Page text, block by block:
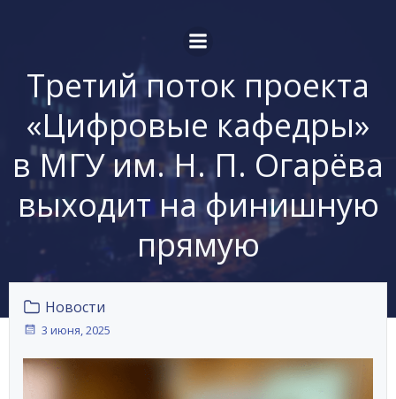
к
содержимому
Третий поток проекта
«Цифровые кафедры»
в МГУ им. Н. П. Огарёва
выходит на финишную
прямую
Новости
3 июня, 2025